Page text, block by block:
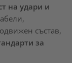
на удари и
състав,
за